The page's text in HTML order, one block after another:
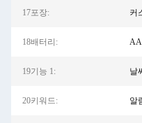
17포장: 커
18배터리:
19기능 1: 날
20키워드: 알